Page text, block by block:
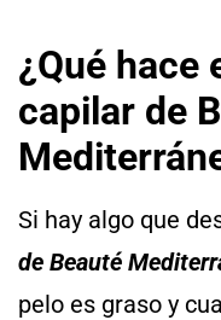
¿Qué hace
capilar de
Si hay algo que
de Beauté
pelo es graso y